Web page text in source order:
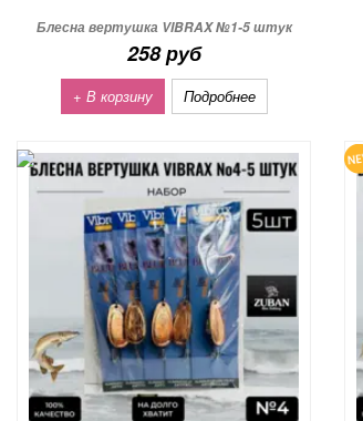
Блесна вертушка VIBRAX №1-5 штук
258 руб
+ В корзину Подробнее